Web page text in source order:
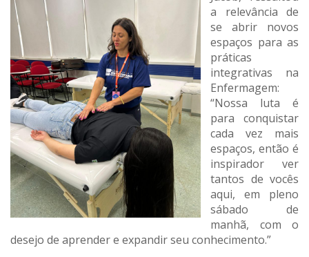
a relevância de
se abrir novos
espaços para as
práticas
integrativas na
Enfermagem:
“Nossa luta é
para conquistar
cada vez mais
espaços, então é
inspirador ver
tantos de vocês
aqui, em pleno
sábado de
manhã, com o
desejo de aprender e expandir seu conhecimento.”